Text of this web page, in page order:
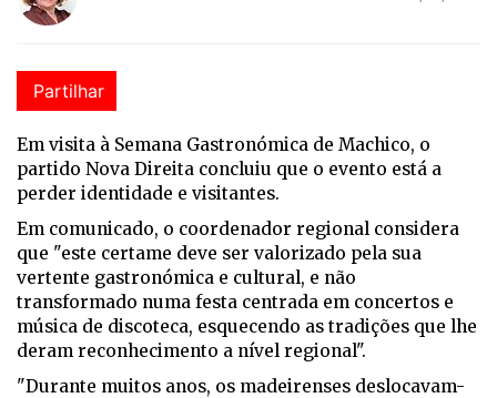
Partilhar
Em visita à Semana Gastronómica de Machico, o
partido Nova Direita concluiu que o evento está a
perder identidade e visitantes.
Em comunicado, o coordenador regional considera
que "este certame deve ser valorizado pela sua
vertente gastronómica e cultural, e não
transformado numa festa centrada em concertos e
música de discoteca, esquecendo as tradições que lhe
deram reconhecimento a nível regional".
"Durante muitos anos, os madeirenses deslocavam-